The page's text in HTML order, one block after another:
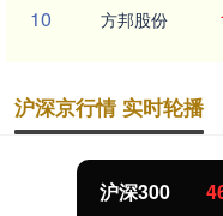
10 方邦股份
沪深京行情 实时轮播
0.93%